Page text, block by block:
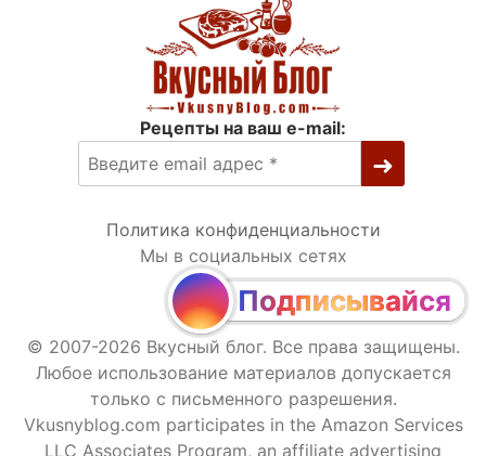
Рецепты на ваш e-mail:
Политика конфиденциальности
Мы в социальных сетях
Подписывайся
© 2007-2026 Вкусный блог. Все права защищены.
Любое использование материалов допускается
только с письменного разрешения.
Vkusnyblog.com participates in the Amazon Services
LLC Associates Program, an affiliate advertising